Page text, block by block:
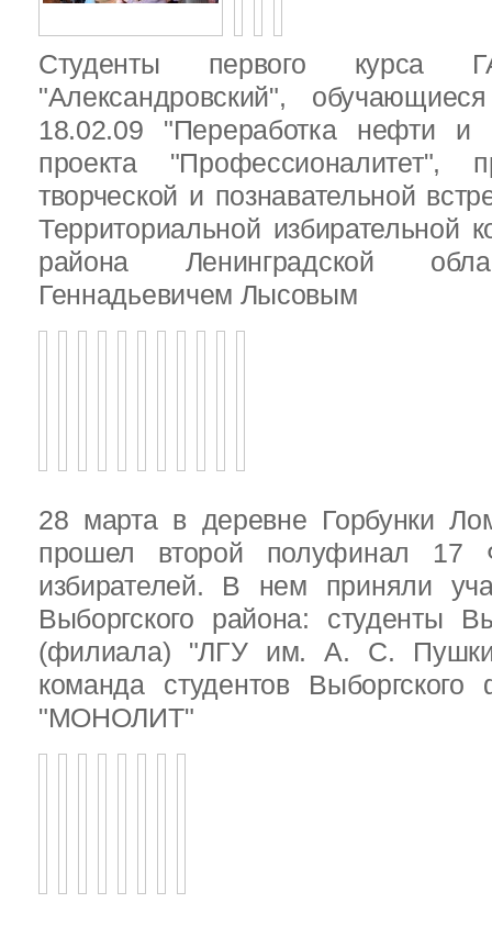
Студенты первого
"Александровский",
18.02.09 "Переработка нефти и
проекта "Профессионалитет",
творческой и познавательной
Территориальной избирательной
района Ленинградской
Геннадьевичем Лысовым
28 марта в деревне Горбунки
прошел второй полуфинал 17
избирателей. В нем приняли
Выборгского района: студенты
(филиала) "ЛГУ им. А. С.
команда студентов
"МОНОЛИТ"